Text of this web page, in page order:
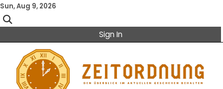
Skip
to
content
Sun, Aug 9, 2026
Sign In